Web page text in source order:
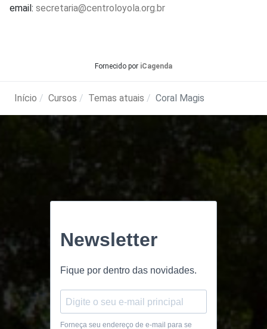
email: secretaria@centroloyola.org.br
Fornecido por iCagenda
Início Cursos Temas atuais Coral Magis